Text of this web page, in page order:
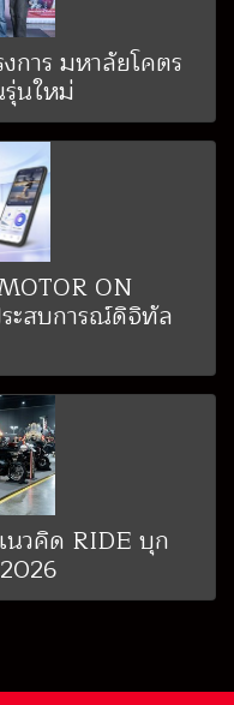
การ มหาลัยโคตร
นใหม่
ON
ะสบการณ์ดิจิทัล
วคิด RIDE บุก